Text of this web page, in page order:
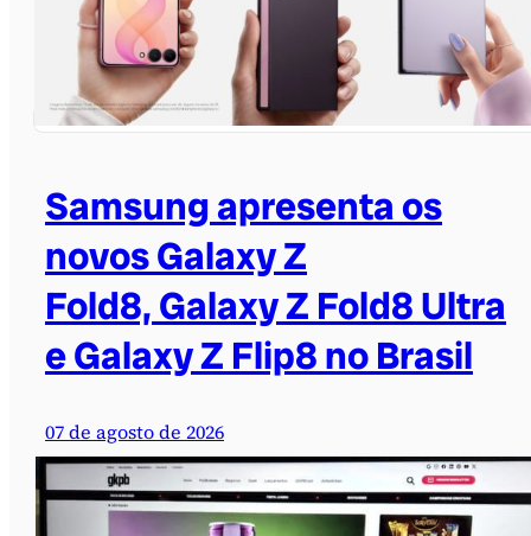
Samsung apresenta os
novos Galaxy Z
Fold8, Galaxy Z Fold8 Ultra
e Galaxy Z Flip8 no Brasil
07 de agosto de 2026